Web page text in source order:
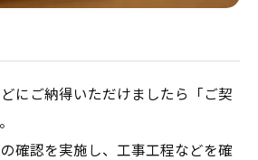
にご納得いただけましたら「ご契
確認を実施し、工事工程などを確